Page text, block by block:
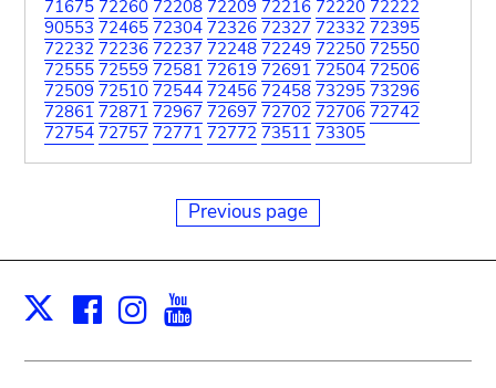
71675 72260 72208 72209 72216 72220 72222
90553 72465 72304 72326 72327 72332 72395
72232 72236 72237 72248 72249 72250 72550
72555 72559 72581 72619 72691 72504 72506
72509 72510 72544 72456 72458 73295 73296
72861 72871 72967 72697 72702 72706 72742
72754 72757 72771 72772 73511 73305
Previous page
X Facebook
Instagram